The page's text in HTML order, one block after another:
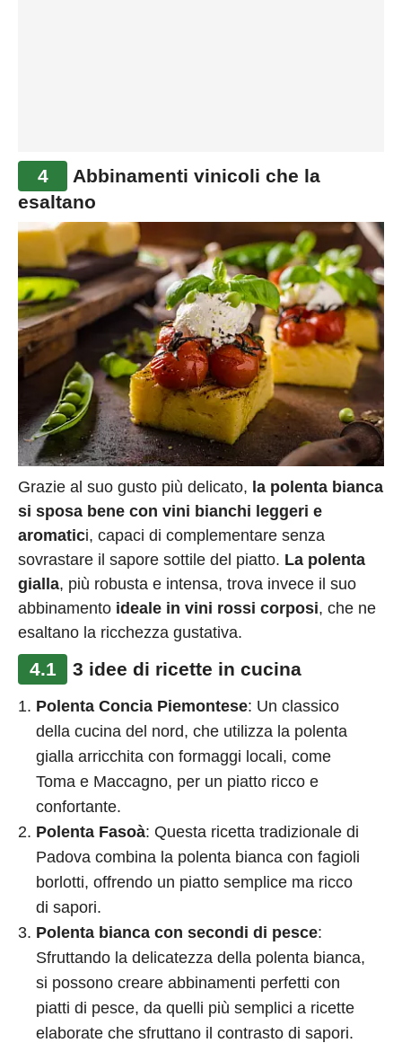
4
Abbinamenti vinicoli che la
esaltano
Grazie al suo gusto più delicato, la polenta bianca
si sposa bene con vini bianchi leggeri e
aromatici, capaci di complementare senza
sovrastare il sapore sottile del piatto. La polenta
gialla, più robusta e intensa, trova invece il suo
abbinamento ideale in vini rossi corposi, che ne
esaltano la ricchezza gustativa.
4.1 3 idee di ricette in cucina
Polenta Concia Piemontese: Un classico
della cucina del nord, che utilizza la polenta
gialla arricchita con formaggi locali, come
Toma e Maccagno, per un piatto ricco e
confortante​​.
Polenta Fasoà: Questa ricetta tradizionale di
Padova combina la polenta bianca con fagioli
borlotti, offrendo un piatto semplice ma ricco
di sapori​​.
Polenta bianca con secondi di pesce:
Sfruttando la delicatezza della polenta bianca,
si possono creare abbinamenti perfetti con
piatti di pesce, da quelli più semplici a ricette
elaborate che sfruttano il contrasto di sapori​​.